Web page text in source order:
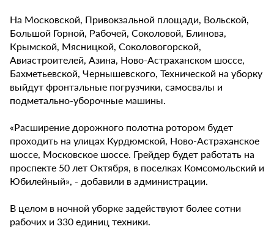
На Московской, Привокзальной площади, Вольской,
Большой Горной, Рабочей, Соколовой, Блинова,
Крымской, Мясницкой, Соколовогорской,
Авиастроителей, Азина, Ново-Астраханском шоссе,
Бахметьевской, Чернышевского, Технической на уборку
выйдут фронтальные погрузчики, самосвалы и
подметально-уборочные машины.
«Расширение дорожного полотна ротором будет
проходить на улицах Курдюмской, Ново-Астраханское
шоссе, Московское шоссе. Грейдер будет работать на
проспекте 50 лет Октября, в поселках Комсомольский и
Юбилейный», - добавили в администрации.
В целом в ночной уборке задействуют более сотни
рабочих и 330 единиц техники.